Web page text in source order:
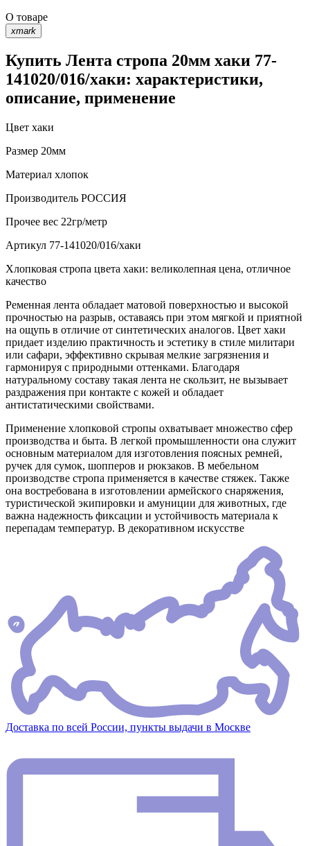
О товаре
xmark
Купить Лента стропа 20мм хаки 77-
141020/016/хаки: характеристики,
описание, применение
Цвет хаки
Размер 20мм
Материал хлопок
Производитель РОССИЯ
Прочее вес 22гр/метр
Артикул 77-141020/016/хаки
Хлопковая стропа цвета хаки: великолепная цена, отличное
качество
Ременная лента обладает матовой поверхностью и высокой
прочностью на разрыв, оставаясь при этом мягкой и приятной
на ощупь в отличие от синтетических аналогов. Цвет хаки
придает изделию практичность и эстетику в стиле милитари
или сафари, эффективно скрывая мелкие загрязнения и
гармонируя с природными оттенками. Благодаря
натуральному составу такая лента не скользит, не вызывает
раздражения при контакте с кожей и обладает
антистатическими свойствами.
Применение хлопковой стропы охватывает множество сфер
производства и быта. В легкой промышленности она служит
основным материалом для изготовления поясных ремней,
ручек для сумок, шопперов и рюкзаков. В мебельном
производстве стропа применяется в качестве стяжек. Также
она востребована в изготовлении армейского снаряжения,
туристической экипировки и амуниции для животных, где
важна надежность фиксации и устойчивость материала к
перепадам температур. В декоративном искусстве
Доставка по всей России, пункты выдачи в Москве